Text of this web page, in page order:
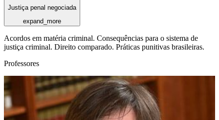
Justiça penal negociada
expand_more
Acordos em matéria criminal. Consequências para o sistema de
justiça criminal. Direito comparado. Práticas punitivas brasileiras.
Professores